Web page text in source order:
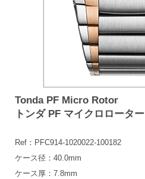
Tonda PF Micro Rotor
トンダ PF マイクロローター
Ref：PFC914-1020022-100182
ケース径：40.0mm
ケース厚：7.8mm